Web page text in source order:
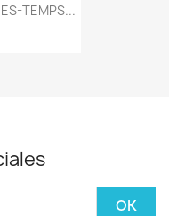
TEMPS...